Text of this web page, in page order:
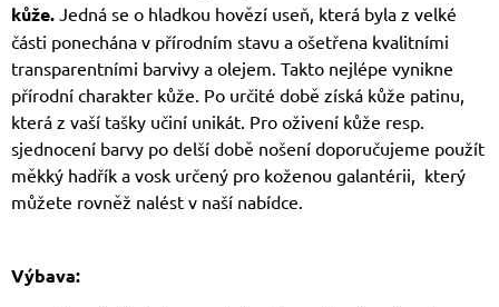
kůže. Jedná se o hladkou hovězí useň, která byla z velké
části ponechána v přírodním stavu a ošetřena kvalitními
transparentními barvivy a olejem. Takto nejlépe vynikne
přírodní charakter kůže. Po určité době získá kůže patinu,
která z vaší tašky učiní unikát. Pro oživení kůže resp.
sjednocení barvy po delší době nošení doporučujeme použít
měkký hadřík a vosk určený pro koženou galantérii, který
můžete rovněž nalést v naší nabídce.
Výbava: